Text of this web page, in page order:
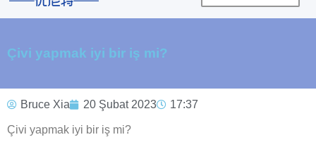
Çivi yapmak iyi bir iş mi?
Bruce Xia 20 Şubat 2023 17:37
Çivi yapmak iyi bir iş mi?